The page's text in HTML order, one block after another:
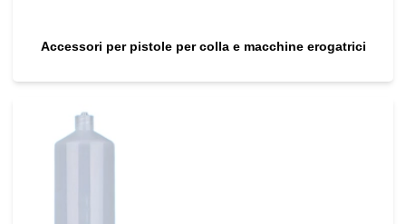
Accessori per pistole per colla e macchine erogatrici